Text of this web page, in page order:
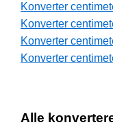
Konverter
Konverter
Konverter
Konverter
Alle